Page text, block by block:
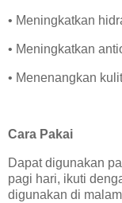
• Meningkatkan
• Meningkatkan
• Menenangkan
Cara Pakai
Dapat digunakan
pagi hari, ikuti
digunakan di